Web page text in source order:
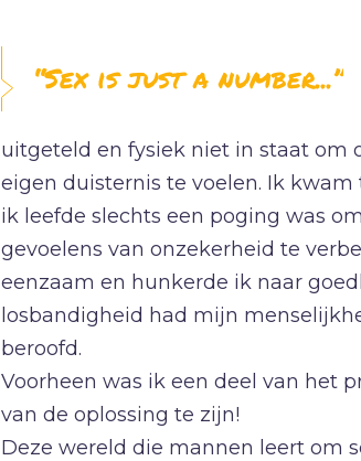
“Sex is just a number...”
uitgeteld en fysiek niet in staat om
eigen duisternis te voelen. Ik
ik leefde slechts een poging was
gevoelens van onzekerheid te
eenzaam en hunkerde ik naar
losbandigheid had mijn
beroofd.
Voorheen was ik een deel van het
van de oplossing te zijn!
Deze wereld die mannen leert om